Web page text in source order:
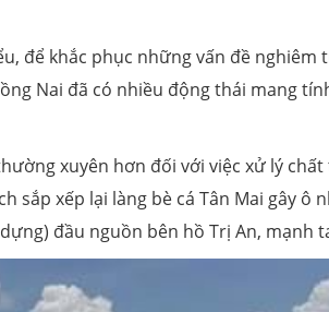
để khắc phục những vấn đề nghiêm
Nai đã có nhiều động thái mang
xuyên hơn đối với việc xử lý
sắp xếp lại làng bè cá Tân Mai gây ô
đầu nguồn bên hồ Trị An, mạnh